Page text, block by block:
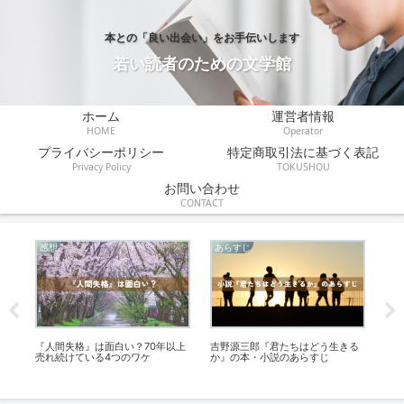
本との「良い出会い」をお手伝いします
若い読者のための文学館
ホーム
HOME
運営者情報
Operator
プライバシーポリシー
Privacy Policy
特定商取引法に基づく表記
TOKUSHOU
お問い合わせ
CONTACT
感想
『人間失格』は面白い？70年以上
売れ続けている4つのワケ
あらすじ
吉野源三郎『君たちはどう生きる
か』の本・小説のあらすじ